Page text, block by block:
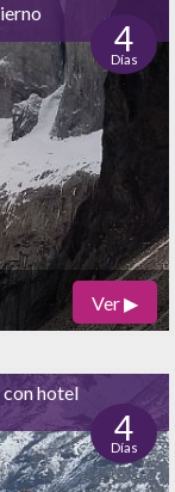
4
Días
Ver ▶
hotel
4
Días